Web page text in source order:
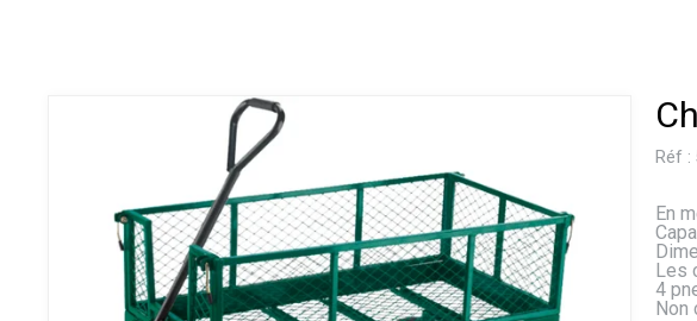
Réf :
En
Les
4
Non